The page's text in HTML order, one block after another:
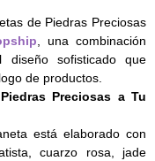
de Piedras Preciosas
, una combinación
sofisticado que
de productos.
Preciosas a Tu
está elaborado con
cuarzo rosa, jade